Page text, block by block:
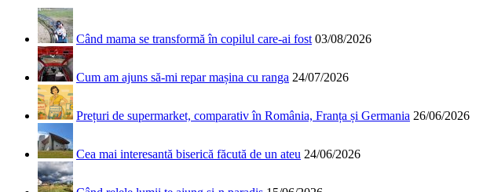
Când mama se transformă în copilul care-ai fost 03/08/2026
Cum am ajuns să-mi repar mașina cu ranga 24/07/2026
Prețuri de supermarket, comparativ în România, Franța și Germania 26/06/2026
Cea mai interesantă biserică făcută de un ateu 24/06/2026